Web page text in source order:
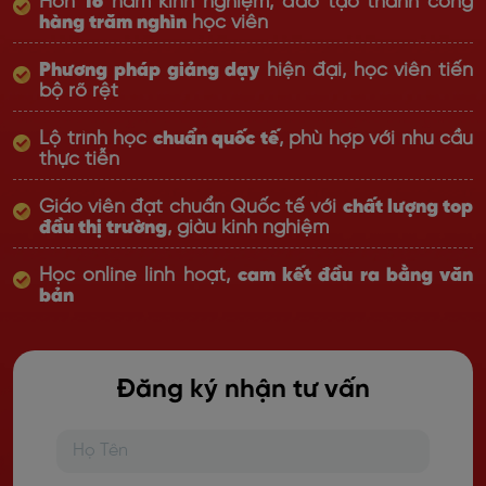
hàng trăm nghìn học viên
Phương pháp giảng dạy hiện đại, học viên tiến
bộ rõ rệt
Lộ trình học chuẩn quốc tế, phù hợp với nhu cầu
thực tiễn
Giáo viên đạt chuẩn Quốc tế với chất lượng top
đầu thị trường, giàu kinh nghiệm
Học online linh hoạt, cam kết đầu ra bằng văn
bản
Đăng ký nhận tư vấn